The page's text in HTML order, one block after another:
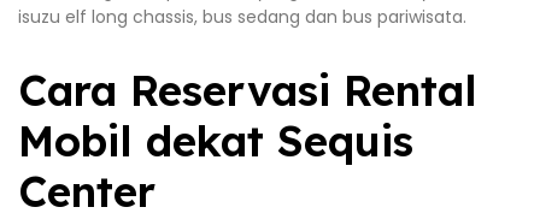
isuzu elf long chassis, bus sedang dan bus pariwisata.
Cara Reservasi Rental
Mobil dekat Sequis
Center